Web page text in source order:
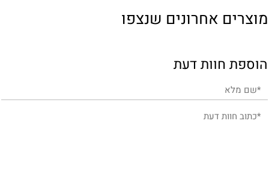
מוצרים אחרונים שנצפו
הוספת חוות דעת